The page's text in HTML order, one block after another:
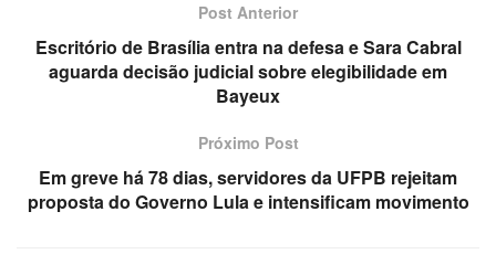
Post Anterior
Escritório de Brasília entra na defesa e Sara Cabral
aguarda decisão judicial sobre elegibilidade em
Bayeux
Próximo Post
Em greve há 78 dias, servidores da UFPB rejeitam
proposta do Governo Lula e intensificam movimento